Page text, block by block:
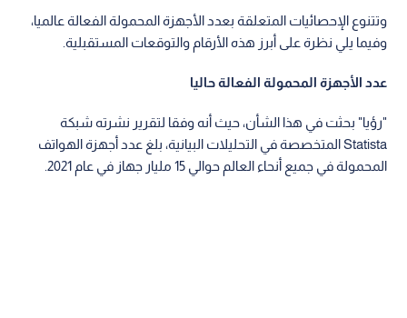
وتتنوع الإحصائيات المتعلقة بعدد الأجهزة المحمولة الفعالة عالميا،
وفيما يلي نظرة على أبرز هذه الأرقام والتوقعات المستقبلية.
عدد الأجهزة المحمولة الفعالة حاليا
"رؤيا" بحثت في هذا الشأن، حيث أنه وفقا لتقرير نشرته شبكة
Statista المتخصصة في التحليلات البيانية، بلغ عدد أجهزة الهواتف
المحمولة في جميع أنحاء العالم حوالي 15 مليار جهاز في عام 2021.